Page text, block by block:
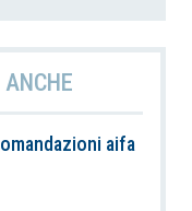
aifa